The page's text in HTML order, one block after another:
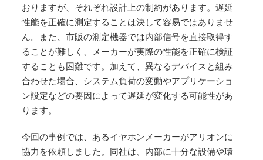
おりますが、それぞれ設計上の制約があります。遅延
性能を正確に測定することは決して容易ではありませ
ん。また、市販の測定機器では内部信号を直接取得す
ることが難しく、メーカーが実際の性能を正確に検証
することも困難です。加えて、異なるデバイスと組み
合わせた場合、システム負荷の変動やアプリケーショ
ン設定などの要因によって遅延が変化する可能性があ
ります。
今回の事例では、あるイヤホンメーカーがアリオンに
協力を依頼しました。同社は、内部に十分な設備や環